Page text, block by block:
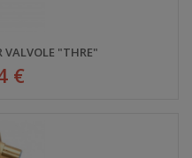
VALVOLE "THRE"
€